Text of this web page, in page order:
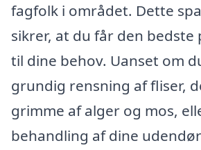
fagfolk i området. Dette
sikrer, at du får den bedste
til dine behov. Uanset om
grundig rensning af fliser,
grimme af alger og mos,
behandling af dine